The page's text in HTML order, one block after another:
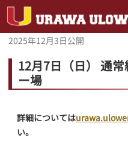
2025年12月3日公開
12月7日（日） 通
ー場
詳細については
い。